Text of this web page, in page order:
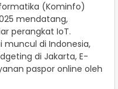
(Kominfo)
mendatang,
perangkat IoT.
muncul di Indonesia,
di Jakarta, E-
paspor online oleh